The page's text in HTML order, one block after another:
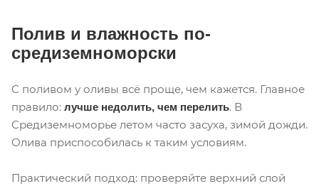
Полив и влажность по-
средиземноморски
С поливом у оливы всё проще, чем кажется. Главное
правило: лучше недолить, чем перелить. В
Средиземноморье летом часто засуха, зимой дожди.
Олива приспособилась к таким условиям.
Практический подход: проверяйте верхний слой